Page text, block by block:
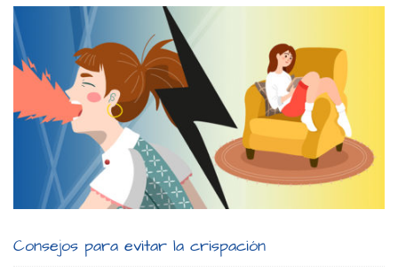
Consejos para evitar la crispación